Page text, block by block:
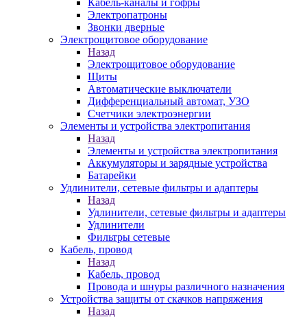
Кабель-каналы и гофры
Электропатроны
Звонки дверные
Электрощитовое оборудование
Назад
Электрощитовое оборудование
Щиты
Автоматические выключатели
Дифференциальный автомат, УЗО
Счетчики электроэнергии
Элементы и устройства электропитания
Назад
Элементы и устройства электропитания
Аккумуляторы и зарядные устройства
Батарейки
Удлинители, сетевые фильтры и адаптеры
Назад
Удлинители, сетевые фильтры и адаптеры
Удлинители
Фильтры сетевые
Кабель, провод
Назад
Кабель, провод
Провода и шнуры различного назначения
Устройства защиты от скачков напряжения
Назад